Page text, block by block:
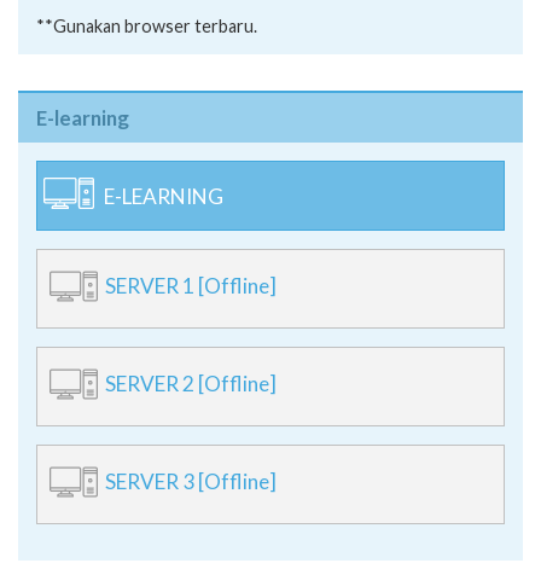
**Gunakan browser terbaru.
E-learning
E-LEARNING
SERVER 1 [Offline]
SERVER 2 [Offline]
SERVER 3 [Offline]